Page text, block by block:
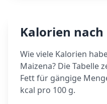
Kalorien nach
Wie viele Kalorien
Maizena? Die Tabelle
Fett für gängige
kcal pro 100 g.